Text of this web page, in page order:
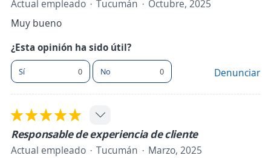
Actual empleado Tucumán
Octubre, 2025
Muy bueno
¿Esta opinión ha sido útil?
Sí 0 No 0 Denunciar
Responsable de experiencia de cliente
Actual empleado Tucumán
Marzo, 2025